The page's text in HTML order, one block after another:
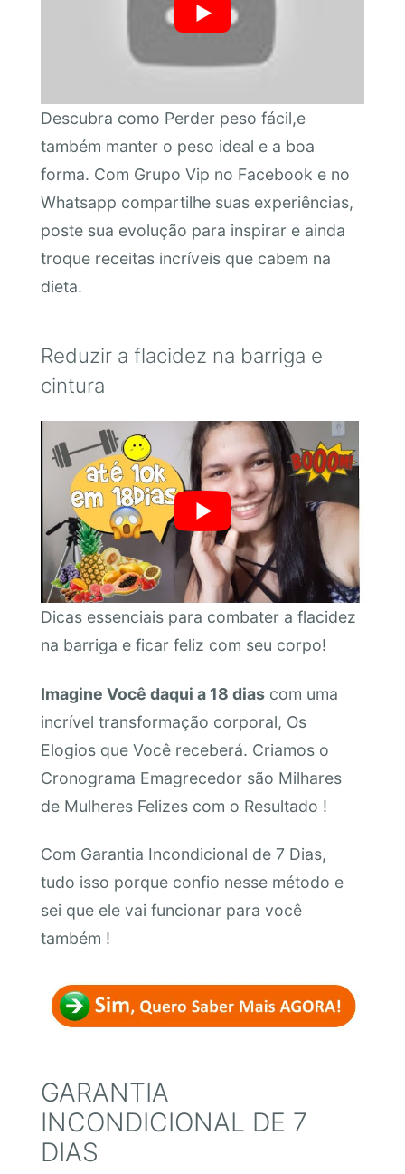
Descubra como Perder peso fácil,e
também manter o peso ideal e a boa
forma. Com Grupo Vip no Facebook e no
Whatsapp compartilhe suas experiências,
poste sua evolução para inspirar e ainda
troque receitas incríveis que cabem na
dieta.
Reduzir a flacidez na barriga e
cintura
Dicas essenciais para combater a flacidez
na barriga e ficar feliz com seu corpo!
Imagine Você daqui a 18 diascom uma
incrível transformação corporal, Os
Elogios que Você receberá. Criamos o
Cronograma Emagrecedor são Milhares
de Mulheres Felizes com o Resultado !
Com Garantia Incondicional de 7 Dias,
tudo isso porque confio nesse método e
sei que ele vai funcionar para você
também !
GARANTIA
INCONDICIONAL DE 7
DIAS